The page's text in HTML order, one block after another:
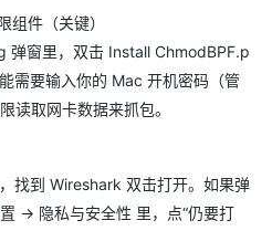
组件（关键）
弹窗里，双击 Install ChmodBPF.p
需要输入你的 Mac 开机密码（管
读取网卡数据来抓包。
找到 Wireshark 双击打开。如果弹
→ 隐私与安全性 里，点“仍要打